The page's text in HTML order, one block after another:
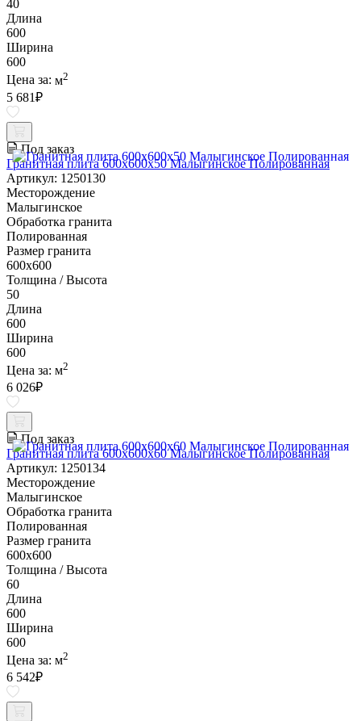
40
Длина
600
Ширина
600
Цена за: м2
5 681₽
Под заказ
Гранитная плита 600х600x50 Малыгинское Полированная
Артикул: 1250130
Месторождение
Малыгинское
Обработка гранита
Полированная
Размер гранита
600х600
Толщина / Высота
50
Длина
600
Ширина
600
Цена за: м2
6 026₽
Под заказ
Гранитная плита 600х600x60 Малыгинское Полированная
Артикул: 1250134
Месторождение
Малыгинское
Обработка гранита
Полированная
Размер гранита
600х600
Толщина / Высота
60
Длина
600
Ширина
600
Цена за: м2
6 542₽